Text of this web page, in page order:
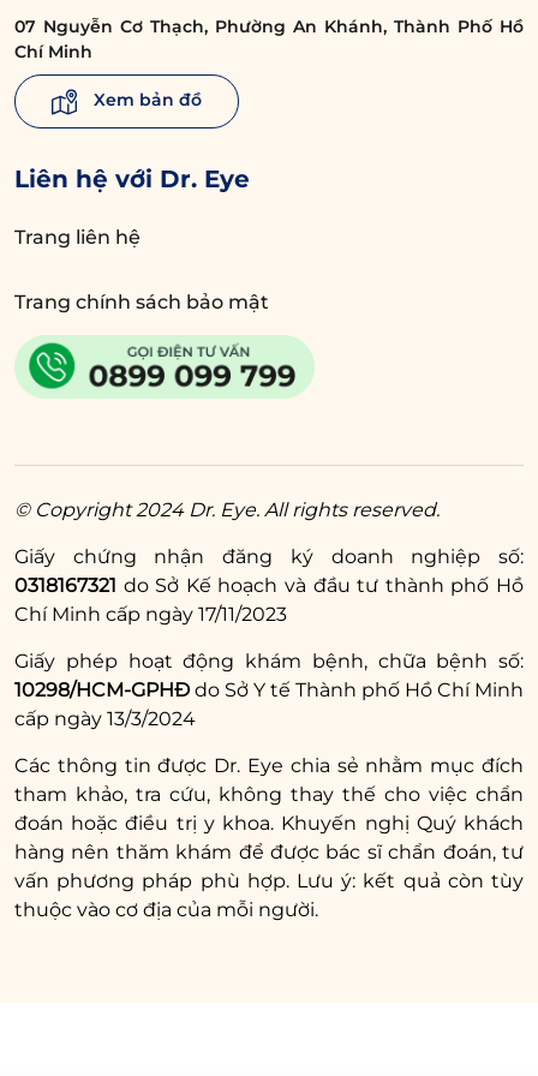
cùng Dr. Eye:
Nếu bạn đang lo lắng về các dấu hiệu lão
hóa vùng mắt, đừng ngần ngại chia sẻ với
bác sĩ luôn sẵn sàng đồng hành cùng bạn
tìm lại vẻ đẹp của thanh xuân!
Yêu cầu gọi lại tư vấn
Chăm sóc mí mắt hậu phẫu cẩn thận:
Sau cắt mắt sụp mí, bạn nên chú ý vệ sinh
nếp mí với nước muối sinh lý, thao tác nhẹ
nhàng và tránh chà xát mạnh. Cùng với đó,
chị em cũng tránh để mí mắt tiếp xúc trực
tiếp với nước hay trang điểm. Nhờ vậy, vết
thương không bị kích ứng, lành thương
07 Nguyễn Cơ Thạch, Phường An Khánh, Thành Phố Hồ
Chí Minh
Xem bản đồ
Liên hệ với Dr. Eye
Trang liên hệ
Trang chính sách bảo mật
© Copyright 2024 Dr. Eye. All rights reserved.
Giấy chứng nhận đăng ký doanh nghiệp số:
0318167321 do Sở Kế hoạch và đầu tư thành phố Hồ
Chí Minh cấp ngày 17/11/2023
Giấy phép hoạt động khám bệnh, chữa bệnh số:
10298/HCM-GPHĐ do Sở Y tế Thành phố Hồ Chí Minh
cấp ngày 13/3/2024
Các thông tin được Dr. Eye chia sẻ nhằm mục đích
tham khảo, tra cứu, không thay thế cho việc chẩn
đoán hoặc điều trị y khoa. Khuyến nghị Quý khách
hàng nên thăm khám để được bác sĩ chẩn đoán, tư
vấn phương pháp phù hợp. Lưu ý: kết quả còn tùy
thuộc vào cơ địa của mỗi người.